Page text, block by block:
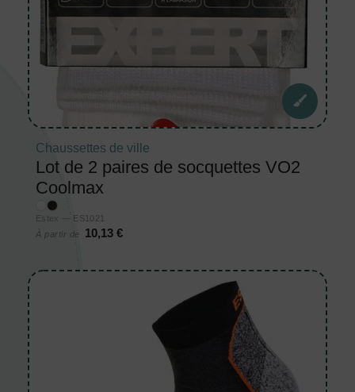
Chaussettes de ville
Lot de 2 paires de socquettes VO2
Coolmax
Estex — ES1021
À partir de
10,13 €